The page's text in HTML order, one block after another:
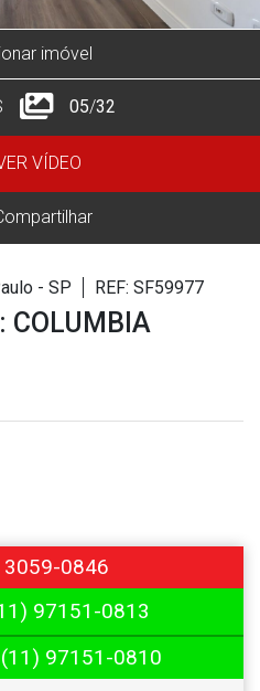
imóvel
05/32
VÍDEO
3059-0846
97151-0813
97151-0810
- SP REF: SF59977
COLUMBIA